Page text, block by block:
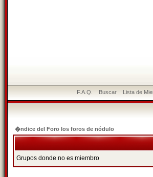
F.A.Q. Buscar Lista de
�ndice del Foro los foros de nódulo
Grupos donde no es miembro